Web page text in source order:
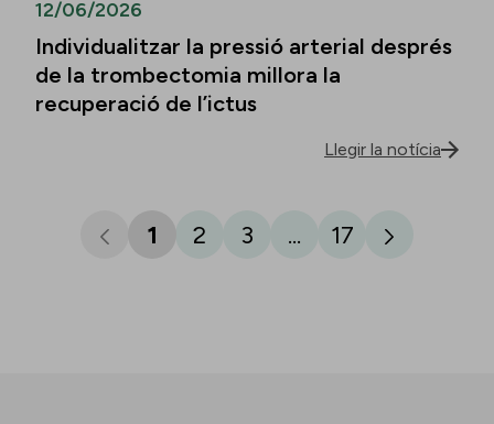
12/06/2026
Individualitzar la pressió arterial després
de la trombectomia millora la
recuperació de l’ictus
Llegir la notícia
1 2 3 ... 17